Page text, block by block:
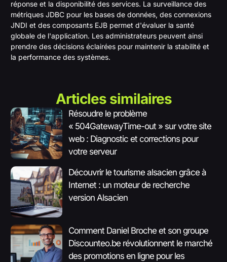
réponse et la disponibilité des services. La surveillance des
métriques JDBC pour les bases de données, des connexions
JNDI et des composants EJB permet d'évaluer la santé
globale de l'application. Les administrateurs peuvent ainsi
prendre des décisions éclairées pour maintenir la stabilité et
la performance des systèmes.
Articles similaires
Résoudre le problème
« 504GatewayTime-out » sur votre site
web : Diagnostic et corrections pour
votre serveur
Découvrir le tourisme alsacien grâce à
Internet : un moteur de recherche
version Alsacien
Comment Daniel Broche et son groupe
Discounteo.be révolutionnent le marché
des promotions en ligne pour les